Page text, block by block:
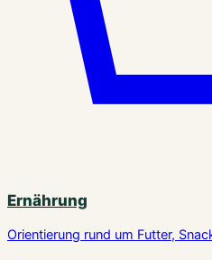
Ernährung
Orientierung rund um Futter,